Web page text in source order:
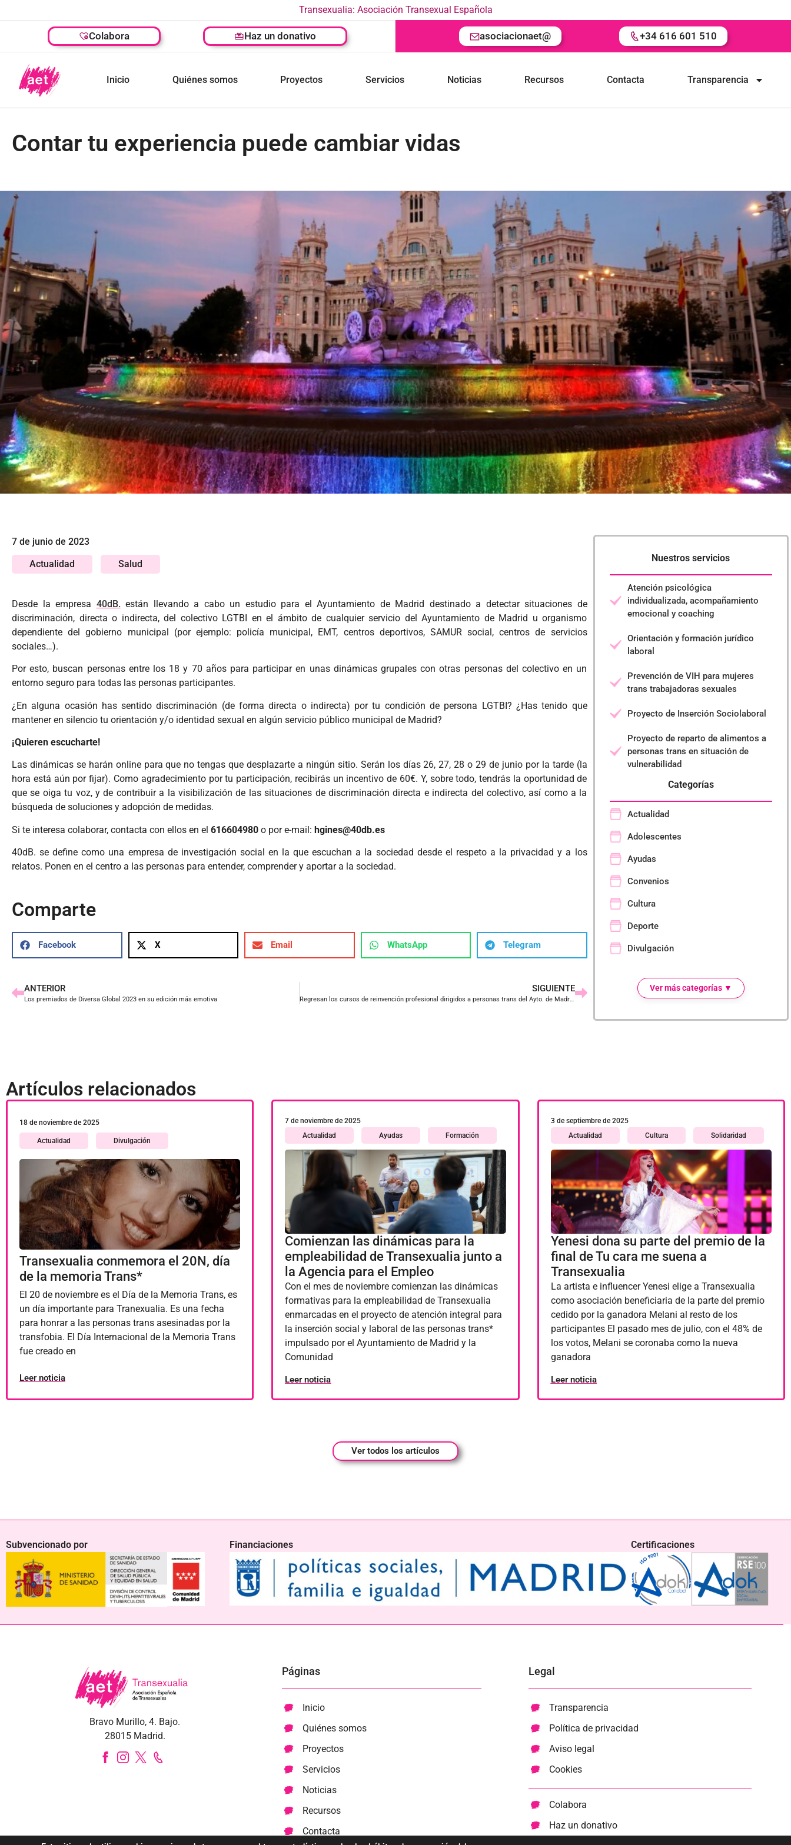
Transexualia: Asociación Transexual Española
Inicio Quiénes somos Proyectos Servicios Noticias Recursos Contacta Transparencia
Colabora Haz un donativo asociacionaet@ +34 616 601 510
Contar tu experiencia puede cambiar vidas
7 de junio de 2023
Actualidad
Salud
Desde la empresa 40dB.están llevando a cabo un estudio para el Ayuntamiento de Madrid destinado a detectar situaciones de
discriminación, directa o indirecta, del colectivo LGTBI en el ámbito de cualquier servicio del Ayuntamiento de Madrid u organismo
dependiente del gobierno municipal (por ejemplo: policía municipal, EMT, centros deportivos, SAMUR social, centros de servicios
sociales…).
Por esto, buscan personas entre los 18 y 70 años para participar en unas dinámicas grupales con otras personas del colectivo en un
entorno seguro para todas las personas participantes.
¿En alguna ocasión has sentido discriminación (de forma directa o indirecta) por tu condición de persona LGTBI? ¿Has tenido que
mantener en silencio tu orientación y/o identidad sexual en algún servicio público municipal de Madrid?
¡Quieren escucharte!
Las dinámicas se harán online para que no tengas que desplazarte a ningún sitio. Serán los días 26, 27, 28 o 29 de junio por la tarde (la
hora está aún por fijar). Como agradecimiento por tu participación, recibirás un incentivo de 60€. Y, sobre todo, tendrás la oportunidad de
que se oiga tu voz, y de contribuir a la visibilización de las situaciones de discriminación directa e indirecta del colectivo, así como a la
búsqueda de soluciones y adopción de medidas.
Si te interesa colaborar, contacta con ellos en el 616604980 o por e-mail: hgines@40db.es
40dB. se define como una empresa de investigación social en la que escuchan a la sociedad desde el respeto a la privacidad y a los
relatos. Ponen en el centro a las personas para entender, comprender y aportar a la sociedad.
Comparte
Facebook X Email WhatsApp Telegram
ANTERIOR
Los premiados de Diversa Global 2023 en su edición más emotiva
SIGUIENTE
Nuestros servicios
Atención psicológica
individualizada, acompañamiento
emocional y coaching
Orientación y formación jurídico
laboral
Prevención de VIH para mujeres
trans trabajadoras sexuales
Proyecto de Inserción Sociolaboral
Proyecto de reparto de alimentos a
personas trans en situación de
vulnerabilidad
Categorías
Actualidad
Adolescentes
Ayudas
Convenios
Cultura
Deporte
Divulgación
Empresa
Laboral
Legal
LGTBIfobia
Niños transgéneros
Política
Premios
Proyectos
Salud
Sin categoría
Sociedad
Solidaridad
Ver más categorías ▼
Artículos relacionados
18 de noviembre de 2025
Actualidad Divulgación
Transexualia conmemora el 20N, día
de la memoria Trans*
El 20 de noviembre es el Día de la Memoria Trans, es
un día importante para Tranexualia. Es una fecha
para honrar a las personas trans asesinadas por la
transfobia. El Día Internacional de la Memoria Trans
fue creado en
Leer noticia
7 de noviembre de 2025
Actualidad
Ayudas Formación
Comienzan las dinámicas para la
empleabilidad de Transexualia junto a
la Agencia para el Empleo
Con el mes de noviembre comienzan las dinámicas
formativas para la empleabilidad de Transexualia
enmarcadas en el proyecto de atención integral para
la inserción social y laboral de las personas trans*
impulsado por el Ayuntamiento de Madrid y la
Comunidad
Leer noticia
3 de septiembre de 2025
Actualidad
Cultura Solidaridad
Yenesi dona su parte del premio de la
final de Tu cara me suena a
Transexualia
La artista e influencer Yenesi elige a Transexualia
como asociación beneficiaria de la parte del premio
cedido por la ganadora Melani al resto de los
participantes El pasado mes de julio, con el 48% de
los votos, Melani se coronaba como la nueva
ganadora
Leer noticia
Ver todos los artículos
Subvencionado por Financiaciones Certificaciones
Bravo Murillo, 4. Bajo.
28015 Madrid.
Páginas
Inicio
Quiénes somos
Proyectos
Servicios
Noticias
Recursos
Contacta
Legal
Transparencia
Política de privacidad
Aviso legal
Cookies
Colabora
Haz un donativo